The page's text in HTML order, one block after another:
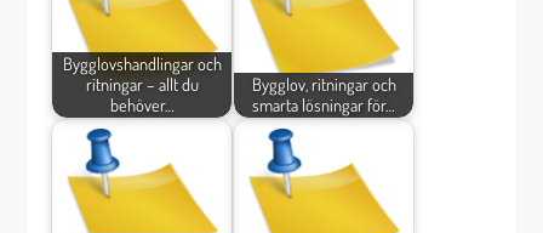
Bygglovshandlingar och
ritningar – allt du
behöver…
Bygglov, ritningar och
smarta lösningar för…